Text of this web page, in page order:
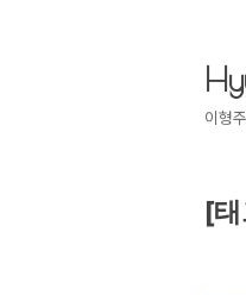
이형
[